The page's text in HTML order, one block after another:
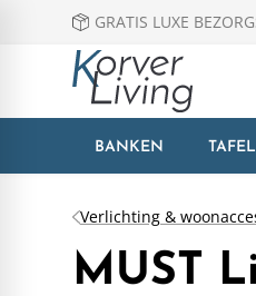
GRATIS LUXE
BANKEN
Verlichting &
MUST